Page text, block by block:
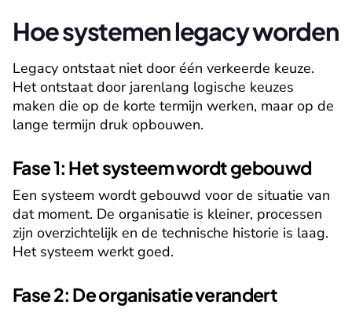
Hoe systemen legacy worden
Legacy ontstaat niet door één verkeerde keuze.
Het ontstaat door jarenlang logische keuzes
maken die op de korte termijn werken, maar op de
lange termijn druk opbouwen.
Fase 1: Het systeem wordt gebouwd
Een systeem wordt gebouwd voor de situatie van
dat moment. De organisatie is kleiner, processen
zijn overzichtelijk en de technische historie is laag.
Het systeem werkt goed.
Fase 2: De organisatie verandert